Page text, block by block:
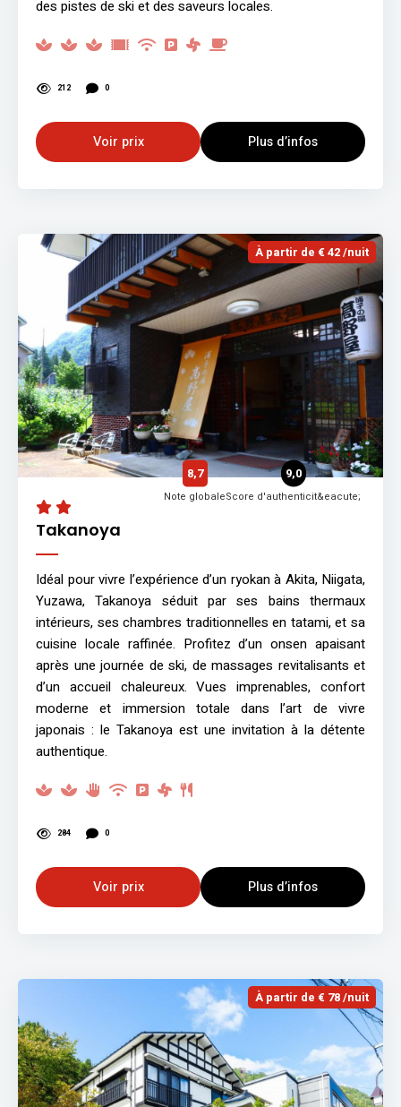
des pistes de ski et des saveurs locales.
212 0
Voir prix Plus d’infos
À partir de € 42 /nuit
Takanoya
8,7
Note globale
9,0
Score d'authenticit&eacute;
Idéal pour vivre l’expérience d’un ryokan à Akita, Niigata,
Yuzawa, Takanoya séduit par ses bains thermaux
intérieurs, ses chambres traditionnelles en tatami, et sa
cuisine locale raffinée. Profitez d’un onsen apaisant
après une journée de ski, de massages revitalisants et
d’un accueil chaleureux. Vues imprenables, confort
moderne et immersion totale dans l’art de vivre
japonais : le Takanoya est une invitation à la détente
authentique.
284 0
Voir prix Plus d’infos
À partir de € 78 /nuit